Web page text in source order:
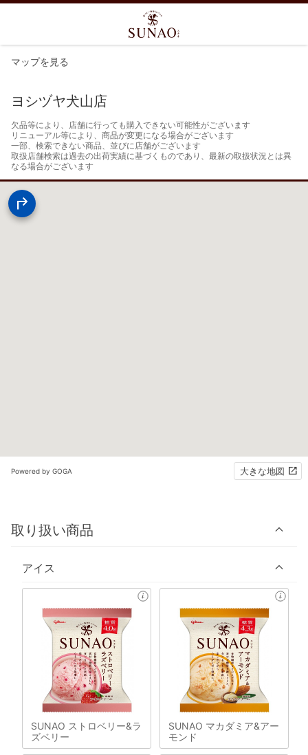
マップを見る
ヨシヅヤ犬山店
欠品等により、店舗に行っても購入できない可能性がございます
リニューアル等により、商品が変更になる場合がございます
一部、検索できない商品、並びに店舗がございます
取扱店舗検索は過去の出荷実績に基づくものであり、最新の取扱状況とは異
なる場合がございます
Powered by GOGA 大きな地図
取り扱い商品
アイス
SUNAO ストロベリー&ラ
ズベリー
SUNAO マカダミア&アー
モンド